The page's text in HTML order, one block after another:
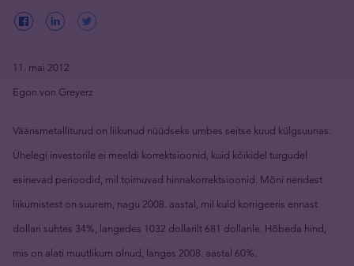
11. mai 2012
Egon von Greyerz
Väärismetalliturud on liikunud nüüdseks umbes seitse kuud külgsuunas.
Ühelegi investorile ei meeldi korrektsioonid, kuid kõikidel turgudel
esinevad perioodid, mil toimuvad hinnakorrektsioonid. Mõni nendest
liikumistest on suurem, nagu 2008. aastal, mil kuld korrigeeris ennast
dollari suhtes 34%, langedes 1032 dollarilt 681 dollarile. Hõbeda hind,
mis on alati muutlikum olnud, langes 2008. aastal 60%.